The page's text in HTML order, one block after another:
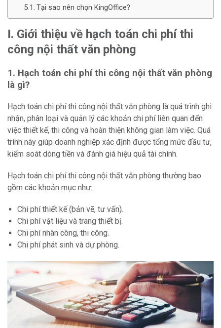
Tại sao nên chọn KingOffice?
I. Giới thiệu về hạch toán chi phí thi
công nội thất văn phòng
1. Hạch toán chi phí thi công nội thất văn phòng
là gì?
Hạch toán chi phí thi công nội thất văn phòng là quá trình ghi
nhận, phân loại và quản lý các khoản chi phí liên quan đến
việc thiết kế, thi công và hoàn thiện không gian làm việc. Quá
trình này giúp doanh nghiệp xác định được tổng mức đầu tư,
kiểm soát dòng tiền và đánh giá hiệu quả tài chính.
Hạch toán chi phí thi công nội thất văn phòng thường bao
gồm các khoản mục như:
Chi phí thiết kế (bản vẽ, tư vấn).
Chi phí vật liệu và trang thiết bị.
Chi phí nhân công, thi công.
Chi phí phát sinh và dự phòng.